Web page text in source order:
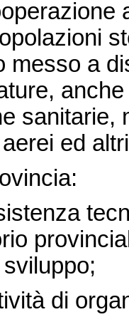
messo a
sanitarie,
ed
di